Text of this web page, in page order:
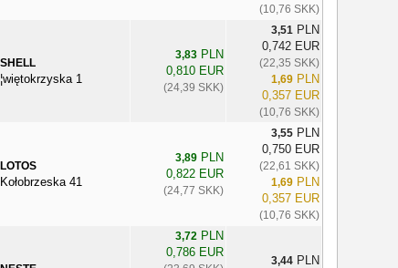
(10,76 SKK)
SHELL
¦więtokrzyska 1
3,83PLN
0,810 EUR
(24,39 SKK)
3,51 PLN
0,742 EUR
(22,35 SKK)
1,69PLN
0,357 EUR
(10,76 SKK)
LOTOS
Kołobrzeska 41
3,89PLN
0,822 EUR
(24,77 SKK)
3,55PLN
0,750 EUR
(22,61 SKK)
1,69PLN
0,357 EUR
(10,76 SKK)
3,72 PLN
0,786 EUR
3,44PLN